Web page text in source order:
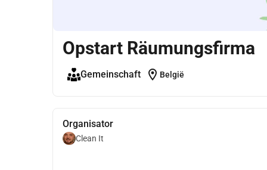
Opstart Räumungsfirma
Gemeinschaft location_on België
Organisator
Clean It